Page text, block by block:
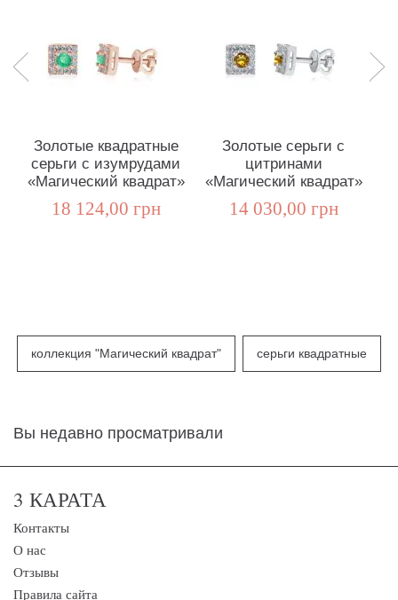
Золотые квадратные
серьги с изумрудами
«Магический квадрат»
18 124,00 грн
Золотые серьги с
цитринами
«Магический квадрат»
14 030,00 грн
коллекция "Магический квадрат" серьги квадратные
Вы недавно просматривали
3 КАРАТА
Контакты
О нас
Отзывы
Правила сайта